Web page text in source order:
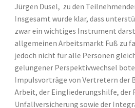
Jürgen Dusel, zu den
Insgesamt wurde klar, dass
zwar ein wichtiges Instrument
allgemeinen Arbeitsmarkt Fuß zu
jedoch nicht für alle Personen
gelungener Perspektivwechsel
Impulsvorträge von Vertretern der
Arbeit, der Eingliederungshilfe, der
Unfallversicherung sowie der